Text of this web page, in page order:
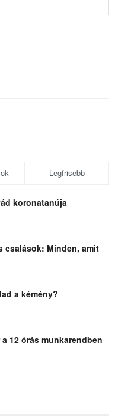
Legfrisebb
koronatanúja
csalások: Minden, amit
a kémény?
12 órás munkarendben